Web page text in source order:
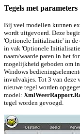
Tegels met parameters
Bij veel modellen kunnen
wordt uitgevoerd. Deze
'Optionele Initialisatie' in de
in vak 'Optionele
naam/waarde paren in het
mogelijkheid geboden om
Windows
invulvakjes. Tot 3 van deze
nieuwe tegel worden
model:
tegel worden gevoegd.